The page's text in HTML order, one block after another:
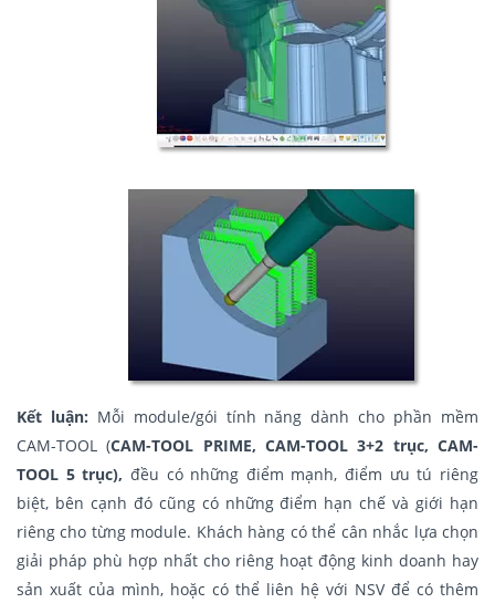
Kết luận: Mỗi module/gói tính năng dành cho phần mềm
CAM-TOOL (CAM-TOOL PRIME, CAM-TOOL 3+2 trục, CAM-
TOOL 5 trục), đều có những điểm mạnh, điểm ưu tú riêng
biệt, bên cạnh đó cũng có những điểm hạn chế và giới hạn
riêng cho từng module. Khách hàng có thể cân nhắc lựa chọn
giải pháp phù hợp nhất cho riêng hoạt động kinh doanh hay
sản xuất của mình, hoặc có thể liên hệ với NSV để có thêm